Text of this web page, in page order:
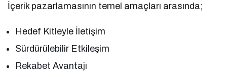
İçerik pazarlamasının temel amaçları arasında;
Hedef Kitleyle İletişim
Sürdürülebilir Etkileşim
Rekabet Avantajı